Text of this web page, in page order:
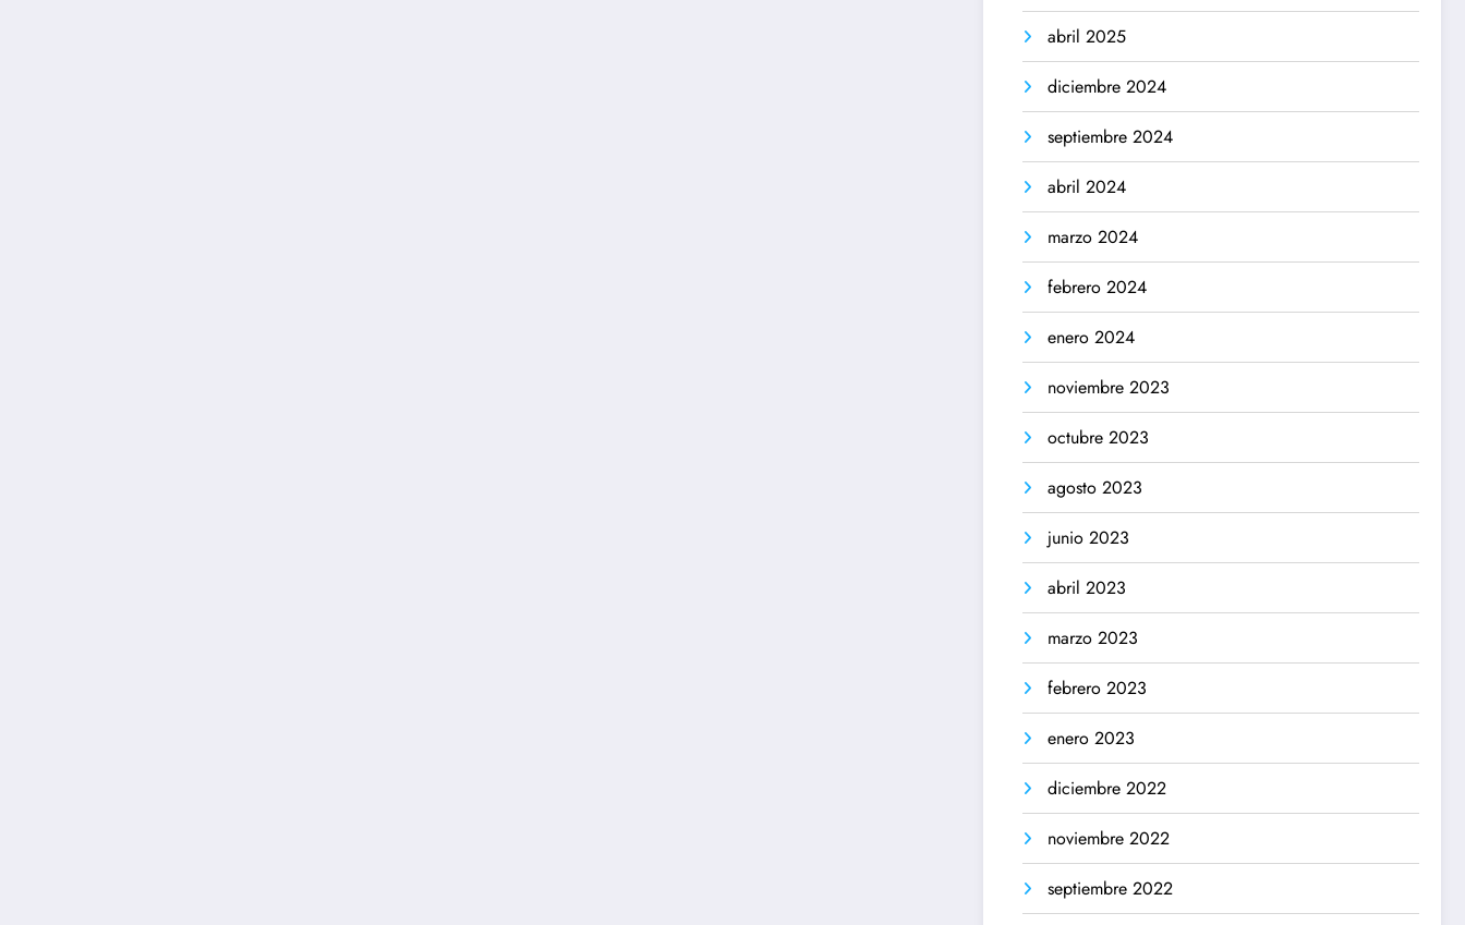
abril 2025
diciembre 2024
septiembre 2024
abril 2024
marzo 2024
febrero 2024
enero 2024
noviembre 2023
octubre 2023
agosto 2023
junio 2023
abril 2023
marzo 2023
febrero 2023
enero 2023
diciembre 2022
noviembre 2022
septiembre 2022